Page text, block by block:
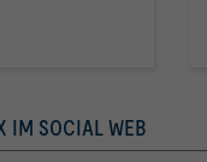
IM SOCIAL WEB